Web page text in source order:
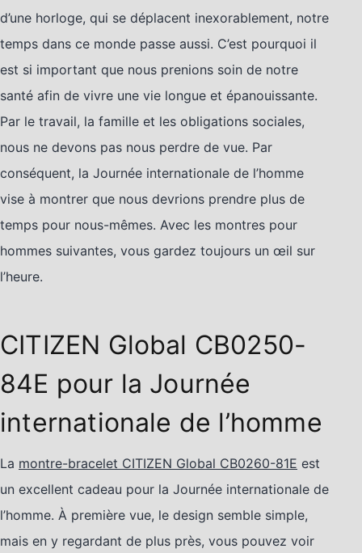
d’une horloge, qui se déplacent inexorablement, notre
temps dans ce monde passe aussi. C’est pourquoi il
est si important que nous prenions soin de notre
santé afin de vivre une vie longue et épanouissante.
Par le travail, la famille et les obligations sociales,
nous ne devons pas nous perdre de vue. Par
conséquent, la Journée internationale de l’homme
vise à montrer que nous devrions prendre plus de
temps pour nous-mêmes. Avec les montres pour
hommes suivantes, vous gardez toujours un œil sur
l’heure.
CITIZEN Global CB0250-
84E pour la Journée
internationale de l’homme
La montre-bracelet CITIZEN Global CB0260-81E est
un excellent cadeau pour la Journée internationale de
l’homme. À première vue, le design semble simple,
mais en y regardant de plus près, vous pouvez voir